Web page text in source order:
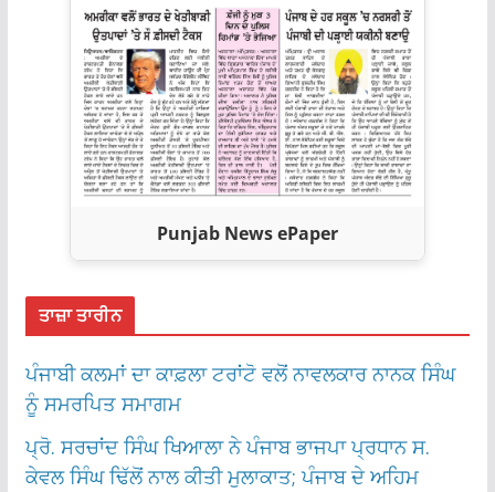
Punjab News ePaper
ਤਾਜ਼ਾ ਤਾਰੀਨ
ਪੰਜਾਬੀ ਕਲਮਾਂ ਦਾ ਕਾਫ਼ਲਾ ਟਰਾਂਟੋ ਵਲੋਂ ਨਾਵਲਕਾਰ ਨਾਨਕ ਸਿੰਘ
ਨੂੰ ਸਮਰਪਿਤ ਸਮਾਗਮ
ਪ੍ਰੋ. ਸਰਚਾਂਦ ਸਿੰਘ ਖਿਆਲਾ ਨੇ ਪੰਜਾਬ ਭਾਜਪਾ ਪ੍ਰਧਾਨ ਸ.
ਕੇਵਲ ਸਿੰਘ ਢਿੱਲੋਂ ਨਾਲ ਕੀਤੀ ਮੁਲਾਕਾਤ; ਪੰਜਾਬ ਦੇ ਅਹਿਮ